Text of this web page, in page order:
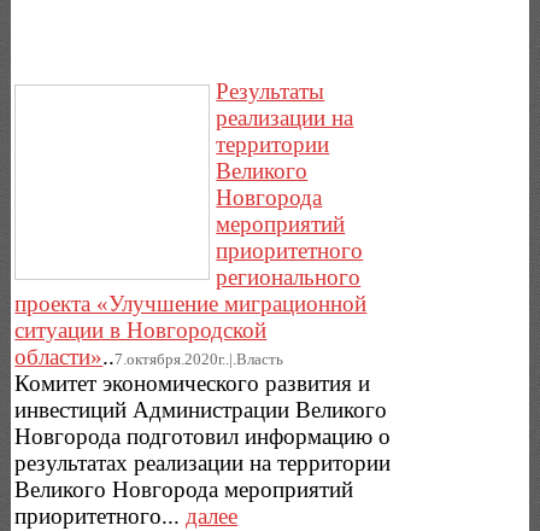
Результаты
реализации на
территории
Великого
Новгорода
мероприятий
приоритетного
регионального
проекта «Улучшение миграционной
ситуации в Новгородской
области»..7.октября.2020г..|.Власть
Комитет экономического развития и
инвестиций Администрации Великого
Новгорода подготовил информацию о
результатах реализации на территории
Великого Новгорода мероприятий
приоритетного...далее